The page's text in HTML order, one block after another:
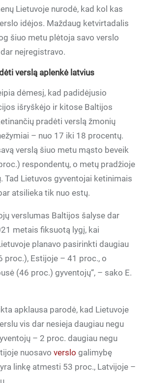
Lietuvoje nurodė, kad kol kas
idėjos. Maždaug ketvirtadalis
šiuo metu plėtoja savo verslo
neįregistravo.
verslą aplenkė latvius
dėmesį, kad padidėjusio
išryškėjo ir kitose Baltijos
pradėti verslą žmonių
– nuo 17 iki 18 procentų.
verslą šiuo metu mąsto beveik
respondentų, o metų pradžioje
Tad Lietuvos gyventojai ketinimais
atsilieka tik nuo estų.
verslumas Baltijos šalyse dar
metais fiksuotą lygį, kai
planavo pasirinkti daugiau
proc.), Estijoje – 41 proc., o
(46 proc.) gyventojų“, – sako E.
apklausa parodė, kad Lietuvoje
vis dar nesieja daugiau negu
– 2 proc. daugiau negu
nuosavo verslo galimybę
linkę atmesti 53 proc., Latvijoje –